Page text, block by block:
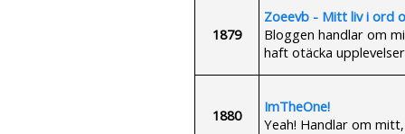
1879
Zoeevb - Mitt liv i ord
Bloggen handlar om
haft otäcka
1880
ImTheOne!
Yeah! Handlar om